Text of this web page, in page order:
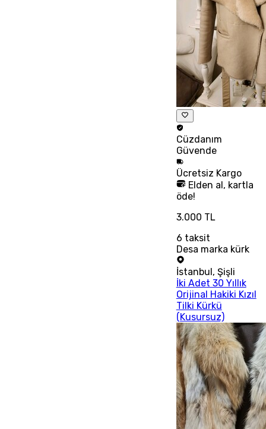
Cüzdanım
Güvende
Ücretsiz Kargo
Elden al, kartla
öde!
3.000 TL
6 taksit
Desa marka kürk
İstanbul, Şişli
İki Adet 30 Yıllık
Orijinal Hakiki Kızıl
Tilki Kürkü
(Kusursuz)